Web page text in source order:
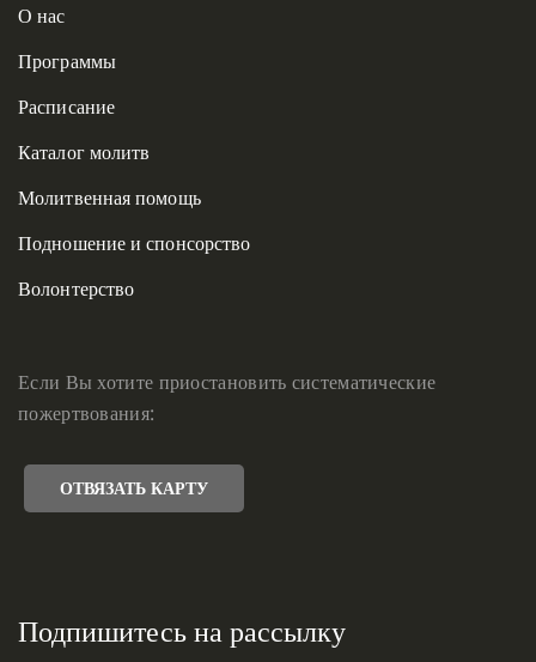
О нас
Программы
Расписание
Каталог молитв
Молитвенная помощь
Подношение и спонсорство
Волонтерство
Если Вы хотите приостановить систематические
пожертвования:
ОТВЯЗАТЬ КАРТУ
Подпишитесь на рассылку